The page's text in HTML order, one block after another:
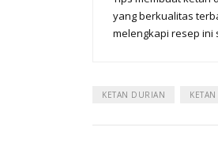
yang berkualitas
melengkapi resep ini
KETAN DURIAN